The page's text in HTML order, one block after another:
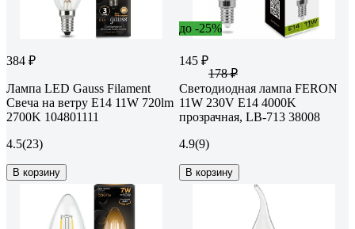
384 ₽
Лампа LED Gauss Filament
Свеча на ветру E14 11W 720lm
2700K 104801111
4.5(23)
В корзину
до -25%
145 ₽
178 ₽
Светодиодная лампа FERON
11W 230V E14 4000K
прозрачная, LB-713 38008
4.9(9)
В корзину